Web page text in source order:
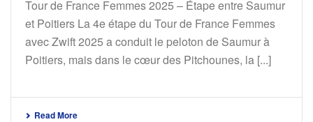
Tour de France Femmes 2025 – Étape entre Saumur
et Poitiers La 4e étape du Tour de France Femmes
avec Zwift 2025 a conduit le peloton de Saumur à
Poitiers, mais dans le cœur des Pitchounes, la [...]
Read More